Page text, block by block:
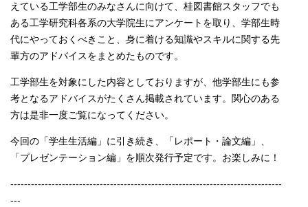
えている工学部生のみなさんに向けて、桂図書館スタッフでも
ある工学研究科各系の大学院生にアンケートを取り、学部生時
代にやっておくべきこと、身に着ける知識やスキルに関する先
輩方のアドバイスをまとめたものです。
工学部生を対象にした内容としておりますが、他学部生にも参
考となるアドバイスがたくさん掲載されています。関心のある
方は是非一度ご覧になってください。
今回の「学生生活編」に引き続き、「レポート・論文編」、
「プレゼンテーション編」を順次発行予定です。お楽しみに！
-------------------------------------------------------------------------------
---